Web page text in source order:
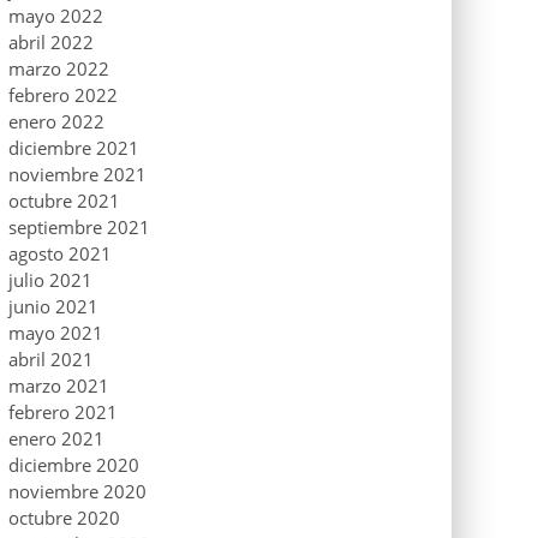
mayo 2022
abril 2022
marzo 2022
febrero 2022
enero 2022
diciembre 2021
noviembre 2021
octubre 2021
septiembre 2021
agosto 2021
julio 2021
junio 2021
mayo 2021
abril 2021
marzo 2021
febrero 2021
enero 2021
diciembre 2020
noviembre 2020
octubre 2020